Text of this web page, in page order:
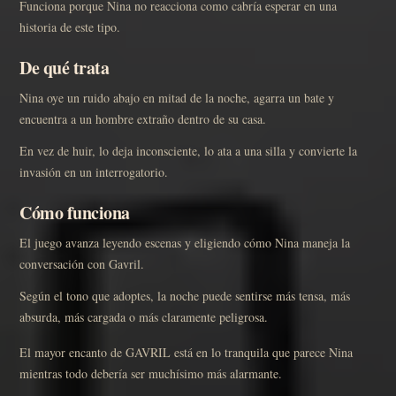
Funciona porque Nina no reacciona como cabría esperar en una
historia de este tipo.
De qué trata
Nina oye un ruido abajo en mitad de la noche, agarra un bate y
encuentra a un hombre extraño dentro de su casa.
En vez de huir, lo deja inconsciente, lo ata a una silla y convierte la
invasión en un interrogatorio.
Cómo funciona
El juego avanza leyendo escenas y eligiendo cómo Nina maneja la
conversación con Gavril.
Según el tono que adoptes, la noche puede sentirse más tensa, más
absurda, más cargada o más claramente peligrosa.
El mayor encanto de GAVRIL está en lo tranquila que parece Nina
mientras todo debería ser muchísimo más alarmante.